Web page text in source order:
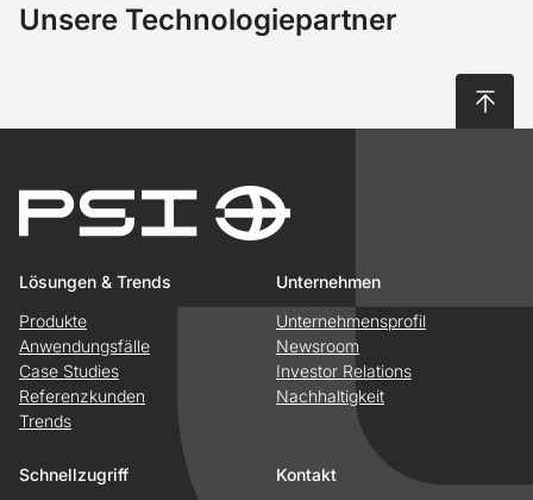
Unsere Technologiepartner
Lösungen & Trends
Produkte
Anwendungsfälle
Case Studies
Referenzkunden
Trends
Unternehmen
Unternehmensprofil
Newsroom
Investor Relations
Nachhaltigkeit
Schnellzugriff Kontakt
Nach